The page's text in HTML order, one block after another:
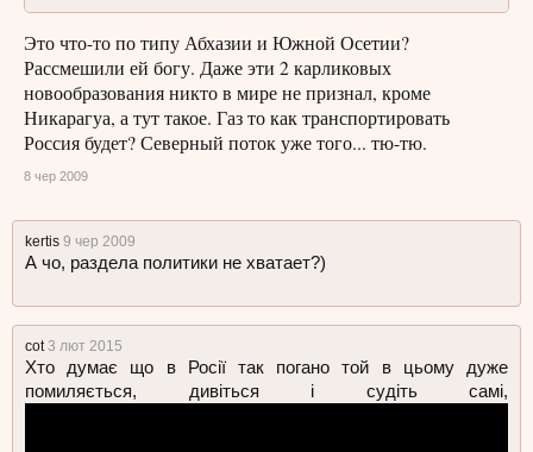
Это что-то по типу Абхазии и Южной Осетии?
Рассмешили ей богу. Даже эти 2 карликовых
новообразования никто в мире не признал, кроме
Никарагуа, а тут такое. Газ то как транспортировать
Россия будет? Северный поток уже того... тю-тю.
8 чер 2009
kertis 9 чер 2009
А чо, раздела политики не хватает?)
cot 3 лют 2015
Хто думає що в Росії так погано той в цьому дуже
помиляється, дивіться і судіть самі,